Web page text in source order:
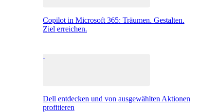
Copilot in Microsoft 365: Träumen. Gestalten.
Ziel erreichen.
Dell entdecken und von ausgewählten Aktionen
profitieren